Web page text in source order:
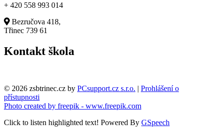
+ 420 558 993 014
Bezručova 418,
Třinec 739 61
Kontakt škola
© 2026 zsbtrinec.cz by PCsupport.cz s.r.o. | Prohlášení o
přístupnosti
Photo created by freepik - www.freepik.com
Click to listen highlighted text! Powered By GSpeech